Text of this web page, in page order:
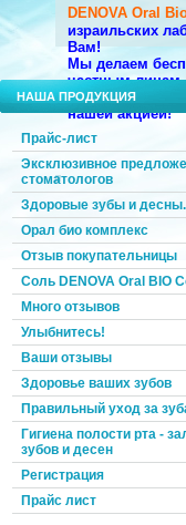
DENOVA Oral
израильских
Вам!
Мы делаем
частным
компаниям.
нашей акцией!
НАША ПРОДУКЦИЯ
Прайс-лист
Эксклюзивное
стоматологов
Здоровые зубы и
Орал био комплекс
Отзыв покупательницы
Соль DENOVA Oral BIO
Много отзывов
Улыбнитесь!
Ваши отзывы
Здоровье ваших зубов
Правильный уход за
Гигиена полости рта -
зубов и десен
Регистрация
Прайс лист
изо рта
Осветление и
эмали! Лечение
и пародонтита!
в
всего за
для
Мы
уйти